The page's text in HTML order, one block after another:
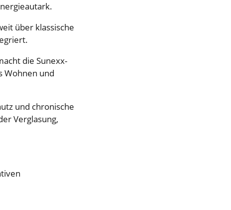
über klassische
die Sunexx-
Wohnen und
und chronische
Verglasung,